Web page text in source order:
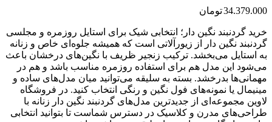
34.379.000تومان
خرید گردنبند نگین دار؛ انتخابی شیک برای استایل روزمره و مجلسی
گردنبند نگین دار از زیورآلاتی است که همیشه جلوه‌ای خاص و زنانه
به استایل می‌بخشد. ترکیب زنجیر ظریف با نگین‌های درخشان باعث
می‌شود این مدل هم برای استفاده روزمره مناسب باشد و هم در
مهمانی‌ها بدرخشد. بسته به سلیقه می‌توانید میان مدل‌های ساده و
مینیمال یا نمونه‌های فول نگین و رنگی انتخاب کنید. در فروشگاه
لاوین مجموعه‌ای از جدیدترین مدل‌های گردنبند نگین دار زنانه با
طراحی‌های مدرن و کلاسیک در دسترس شماست تا بتوانید انتخابی